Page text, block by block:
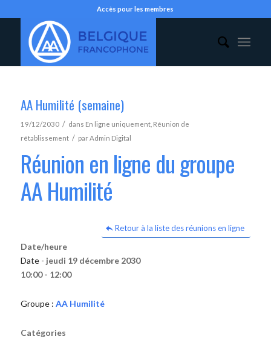
Accès pour les membres
AA Humilité (semaine)
19/12/2030 / dans En ligne uniquement, Réunion de
rétablissement / parAdmin Digital
Réunion en ligne du groupe
AA Humilité
Retour à la liste des réunions en ligne
Date/heure
Date - jeudi 19 décembre 2030
10:00 - 12:00
Groupe : AA Humilité
Catégories